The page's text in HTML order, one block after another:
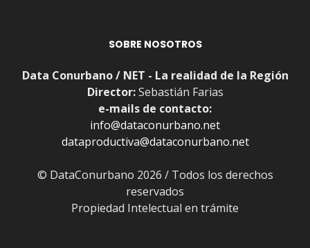
SOBRE NOSOTROS
Data Conurbano / NET - La realidad de la Región
Director:Sebastián Farias
e-mails de contacto:
info@dataconurbano.net
dataproductiva@dataconurbano.net
© DataConurbano 2026 / Todos los derechos
reservados
Propiedad Intelectual en trámite